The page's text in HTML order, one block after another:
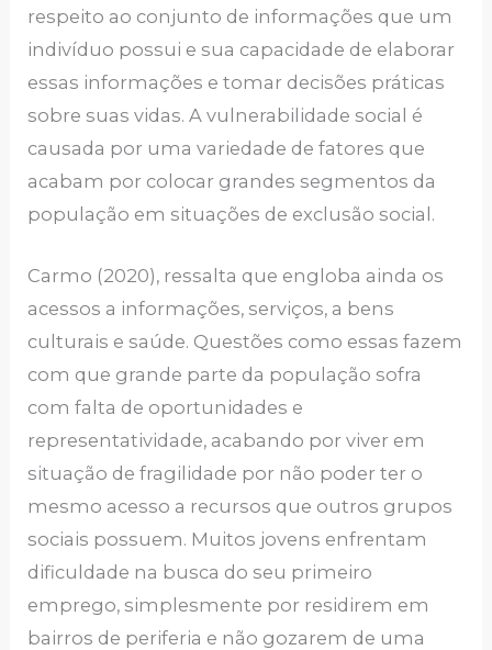
respeito ao conjunto de informações que um
indivíduo possui e sua capacidade de elaborar
essas informações e tomar decisões práticas
sobre suas vidas. A vulnerabilidade social é
causada por uma variedade de fatores que
acabam por colocar grandes segmentos da
população em situações de exclusão social.
Carmo (2020), ressalta que engloba ainda os
acessos a informações, serviços, a bens
culturais e saúde. Questões como essas fazem
com que grande parte da população sofra
com falta de oportunidades e
representatividade, acabando por viver em
situação de fragilidade por não poder ter o
mesmo acesso a recursos que outros grupos
sociais possuem. Muitos jovens enfrentam
dificuldade na busca do seu primeiro
emprego, simplesmente por residirem em
bairros de periferia e não gozarem de uma